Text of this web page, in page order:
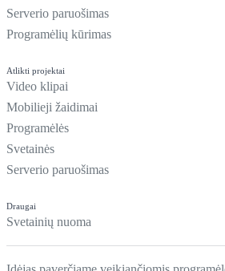
Serverio paruošimas
Programėlių kūrimas
Atlikti projektai
Video klipai
Mobilieji žaidimai
Programėlės
Svetainės
Serverio paruošimas
Draugai
Svetainių nuoma